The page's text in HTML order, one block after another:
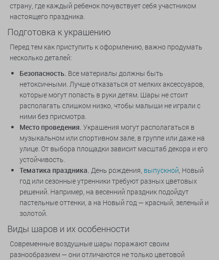
страну, где каждый ребенок почувствует себя участником
настоящего праздника.
Подготовка к украшению
Перед тем как приступить к оформлению, важно продумать
несколько деталей:
Безопасность. Все материалы должны быть
нетоксичными. Лучше отказаться от мелких аксессуаров,
которые могут попасть в руки детям. Шары не стоит
располагать слишком низко, чтобы малыши не играли с
ними без присмотра.
Место проведения. Украшения могут располагаться в
музыкальном или спортивном зале, в группе или даже на
улице. От выбора площадки зависит масштаб декора и его
устойчивость.
Тематика праздника. День рождения, выпускной, Новый
год или сезонные утренники требуют разных цветовых
решений. Например, на весенний праздник подойдут
пастельные оттенки, а на Новый год — красный, зеленый и
золотой.
Виды шаров и их особенности
Современные воздушные шары поражают своим
разнообразием — они отличаются не только цветовой